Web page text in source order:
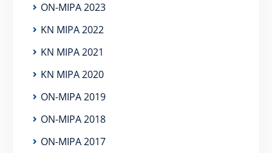
ON-MIPA 2023
KN MIPA 2022
KN MIPA 2021
KN MIPA 2020
ON-MIPA 2019
ON-MIPA 2018
ON-MIPA 2017